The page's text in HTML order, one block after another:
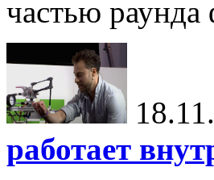
частью
работает